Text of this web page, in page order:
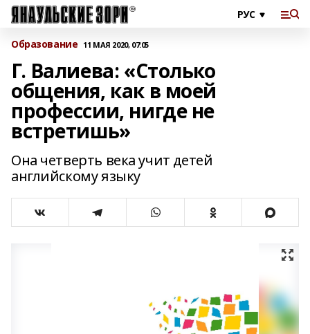
Образование 11 МАЯ 2020, 07:05
Г. Валиева: «Столько
общения, как в моей
профессии, нигде не
встретишь»
Она четверть века учит детей
английскому языку